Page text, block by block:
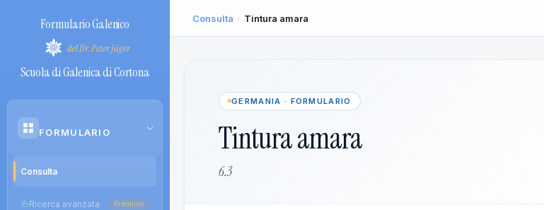
Formulario Galenico
del Dr. Peter Jäger
Scuola di Galenica di Cortona
FORMULARIO ›
Consulta
Ricerca avanzata Premium
Consulta › Tintura amara
GERMANIA · FORMULARIO
Tintura amara
6.3